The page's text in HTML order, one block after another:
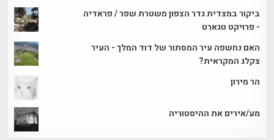
ביקור במצדית גדר הצפון משטרת שפר / פראדיה
- פרויקט טגארט
האם נחשפה עיר המסתור של דוד המלך - העיר
צקלג המקראית?
הר מירון
מע/אירים את ההיסטוריה